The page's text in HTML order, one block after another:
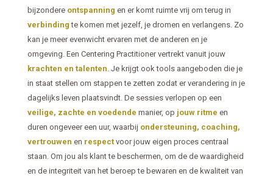
bijzondere ontspanning en er komt ruimte vrij om terug in
verbindingte komen met jezelf, je dromen en verlangens. Zo
kan je meer evenwicht ervaren met de anderen en je
omgeving. Een Centering Practitioner vertrekt vanuit jouw
krachten en talenten. Je krijgt ook tools aangeboden die je
in staat stellen om stappen te zetten zodat er verandering in je
dagelijks leven plaatsvindt. De sessies verlopen op een
veilige, zachte en voedende manier, op jouw ritme en
duren ongeveer een uur, waarbij ondersteuning, coaching,
vertrouwen en respect voor jouw eigen proces centraal
staan. Om jou als klant te beschermen, om de de waardigheid
en de integriteit van het beroep te bewaren en de kwaliteit van